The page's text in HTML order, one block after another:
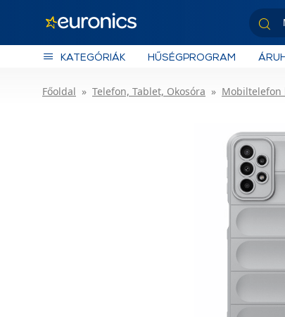
KATEGÓRIÁK HŰSÉGPROGRAM
Főoldal Telefon, Tablet, Okosóra Mobiltelefon